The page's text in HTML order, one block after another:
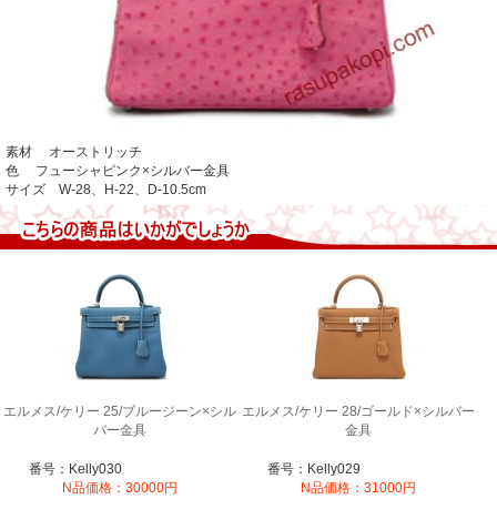
素材 オーストリッチ
色 フューシャピンク×シルバー金具
サイズ W-28、H-22、D-10.5cm
エルメス/ケリー 25/ブルージーン×シル
バー金具
番号：Kelly030
N品価格：30000円
エルメス/ケリー 28/ゴールド×シルバー
金具
番号：Kelly029
N品価格：31000円